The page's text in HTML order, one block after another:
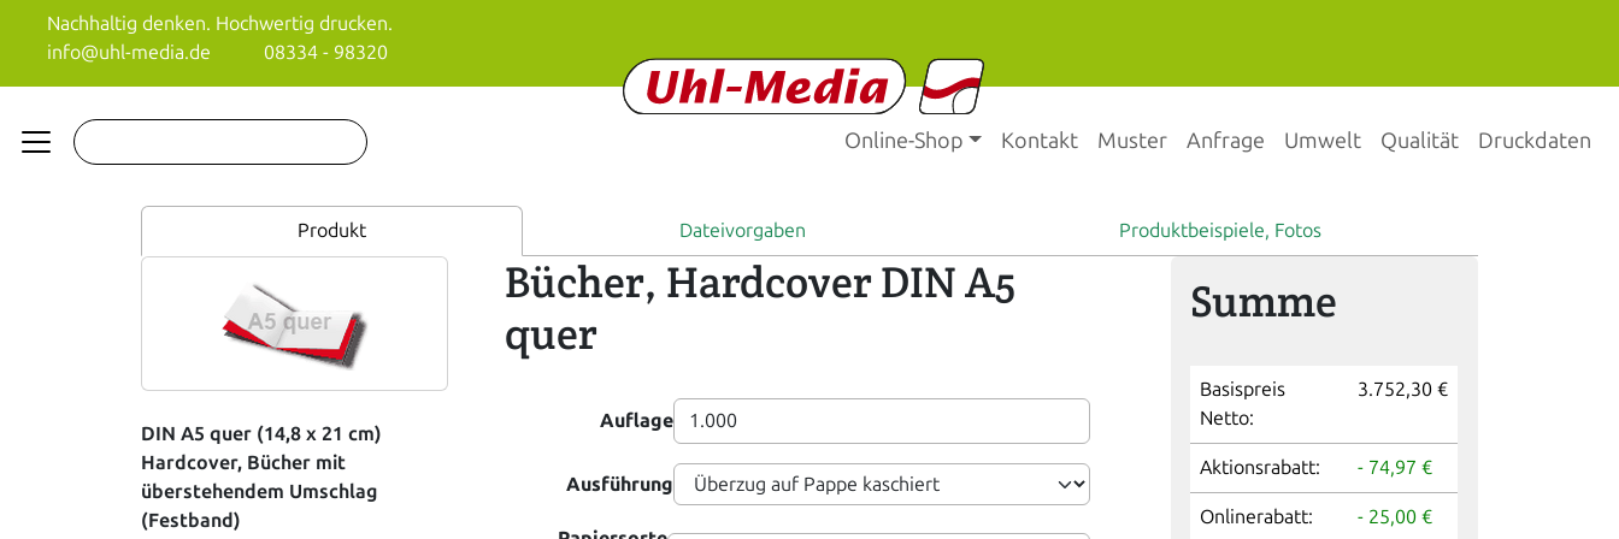
Nachhaltig denken. Hochwertig drucken.
info@uhl-media.de
08334 - 98320
Online-Shop Kontakt Muster Anfrage Umwelt Qualität Druckdaten
Produkt Dateivorgaben Produktbeispiele, Fotos
DIN A5 quer (14,8 x 21 cm)
Hardcover, Bücher mit
überstehendem Umschlag
(Festband)
Bücher, Hardcover DIN A5
quer
Auflage
Ausführung
Summe
Basispreis
Netto:
3.752,30 €
Aktionsrabatt: - 74,97 €
Onlinerabatt: - 25,00 €